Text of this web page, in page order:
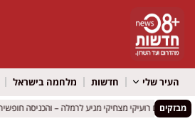
העיר שלי חדשות מלחמה בישראל
מבזקים
הילדים רועיקי מצחיקי מגיע לרמלה – והכניסה חופשית
הילדים רועיקי מצחיקי מגיע לרמלה – והכניסה חופשית